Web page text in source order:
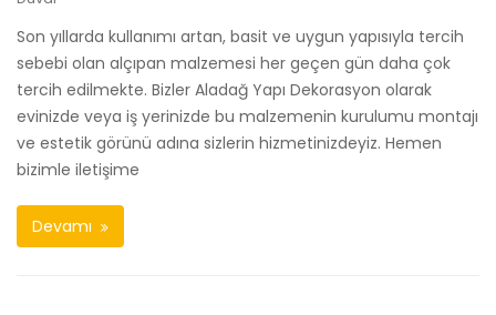
Son yıllarda kullanımı artan, basit ve uygun yapısıyla tercih
sebebi olan alçıpan malzemesi her geçen gün daha çok
tercih edilmekte. Bizler Aladağ Yapı Dekorasyon olarak
evinizde veya iş yerinizde bu malzemenin kurulumu montajı
ve estetik görünü adına sizlerin hizmetinizdeyiz. Hemen
bizimle iletişime
Devamı